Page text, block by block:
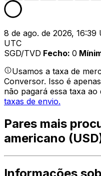
8 de ago. de 2026, 16:39
UTC
SGD/TVD Fecho: 0
Usamos a taxa de
Conversor. Isso é
não pagará essa taxa ao
taxas de envio.
Pares mais
americano